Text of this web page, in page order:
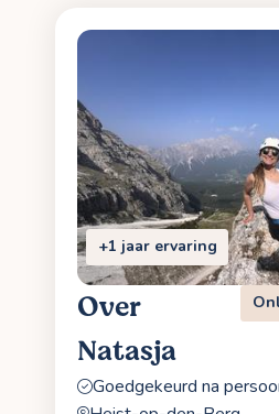
+1 jaar ervaring
Over
Natasja
Goedgekeurd na